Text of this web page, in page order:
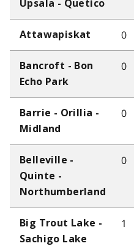
Upsala - Quetico
Attawapiskat 0
Bancroft - Bon
Echo Park
0
Barrie - Orillia -
Midland
0
Belleville -
Quinte -
Northumberland
0
Big Trout Lake -
Sachigo Lake
1